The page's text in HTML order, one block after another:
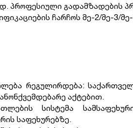
პროფესიული გადამზადების
ჩარჩოს მე-2/მე-3/
რეგულირდება:
აქტებით.
სისტემა
საფეხურებზე.